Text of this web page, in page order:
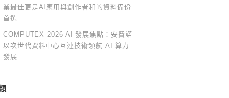
業最佳更是AI應用與創作者和的資料備份
首選
COMPUTEX 2026 AI 發展焦點：安費諾
以次世代資料中心互連技術領航 AI 算力
發展